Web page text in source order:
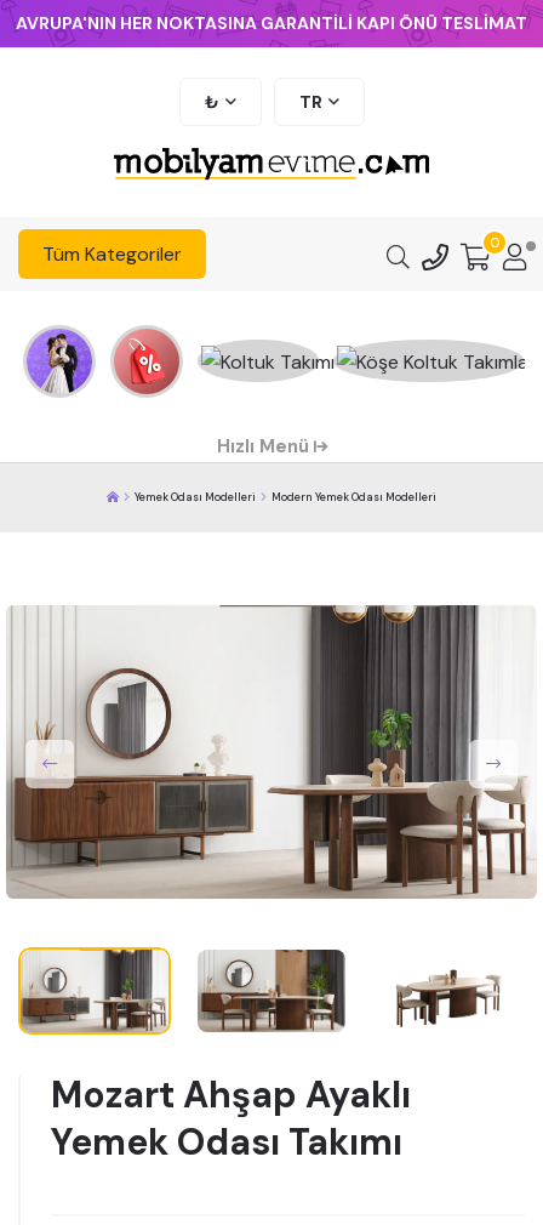
AVRUPA'NIN HER NOKTASINA GARANTİLİ KAPI ÖNÜ TESLİMAT
₺ TR
Tüm Kategoriler 0
Hızlı Menü
Yemek Odası Modelleri Modern Yemek Odası Modelleri
Mozart Ahşap Ayaklı
Yemek Odası Takımı